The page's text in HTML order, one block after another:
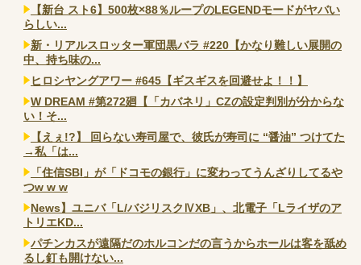
【新台 スト6】500枚×88％ループのLEGENDモードがヤバい
らしい...
新・リアルスロッター軍団黒バラ #220【かなり難しい展開の
中、持ち味の...
ヒロシヤングアワー #645【ギスギスを回避せよ！！】
W DREAM #第272廻【「カバネリ」CZの設定判別が分からな
い！そ...
【えぇ!?】 回らない寿司屋で、彼氏が寿司に “醤油” つけてた
→私「は...
「住信SBI」が「ドコモの銀行」に変わってうんざりしてるや
つw w w
News】ユニバ「L/バジリスクⅣXB」、北電子「Lライザのア
トリエKD...
パチンカスが遠隔だのホルコンだの言うからホールは客を舐め
るし釘も開けない...